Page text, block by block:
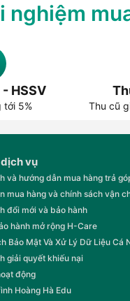
nghiệm
HSSV
tới 5% Thu cũ
vụ
và hướng dẫn mua hàng trả
mua hàng và chính sách vận
đổi mới và bảo hành
hành mở rộng H-Care
Bảo Mật Và Xử Lý Dữ Liệu Cá
giải quyết khiếu nại
động
Hoàng Hà Edu